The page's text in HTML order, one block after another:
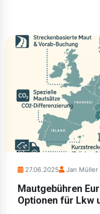
27.06.2025 Jan Müller
Mautgebühren
Optionen für Lkw